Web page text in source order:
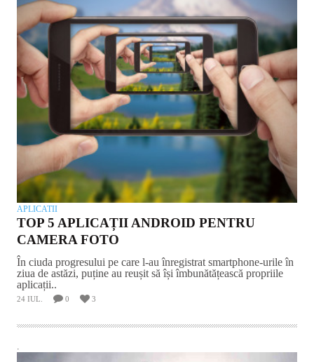
APLICATII
TOP 5 APLICAȚII ANDROID PENTRU
CAMERA FOTO
În ciuda progresului pe care l-au înregistrat smartphone-urile în
ziua de astăzi, puține au reușit să își îmbunătățească propriile
aplicații..
24 IUL. 0 3